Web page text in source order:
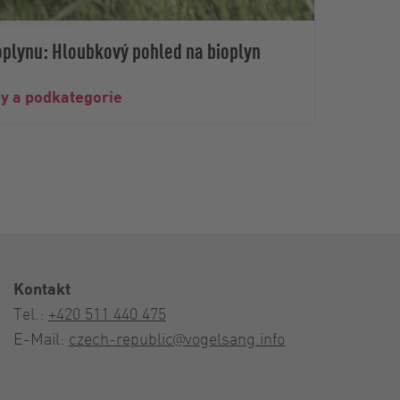
Hloubkový pohled na bioplyn
a podkategorie
Kontakt
Tel.: +420 511 440 475
E-Mail: czech-republic@vogelsang.info